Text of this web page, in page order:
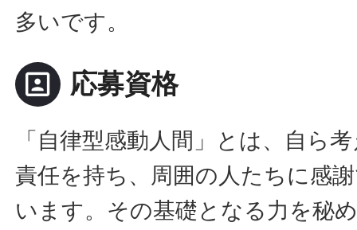
多いです。
portrait 応募資格
「自律型感動人間」とは、自ら
責任を持ち、周囲の人たちに感
います。その基礎となる力を秘